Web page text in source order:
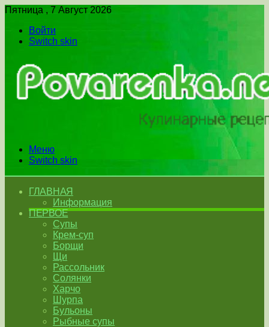
Пятница , 7 Август 2026
Войти
Switch skin
Меню
Switch skin
ГЛАВНАЯ
Информация
ПЕРВОЕ
Супы
Крем-суп
Борщи
Щи
Рассольник
Солянки
Харчо
Шурпа
Бульоны
Рыбные супы